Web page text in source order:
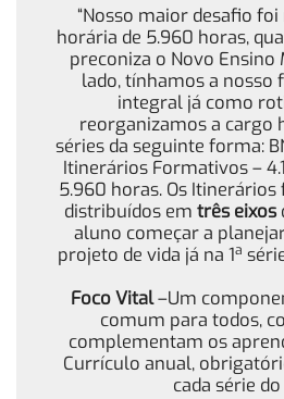
“Nosso maior desafio
horária de 5.960 horas,
preconiza o Novo Ensino
lado, tínhamos a nosso
integral já como
reorganizamos a cargo
séries da seguinte forma:
Itinerários Formativos –
5.960 horas. Os
distribuídos em três eixos
aluno começar a
projeto de vida já na 1a
Foco Vital–Um
comum para todos,
complementam os
Currículo anual,
cada série do